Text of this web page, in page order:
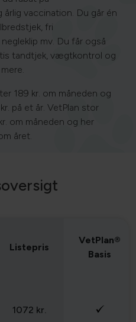
vaccination. Du går én
fri
mv. Du får også
tandtjek, vægtkontrol og
189 kr. om måneden og
på et år. VetPlan stor
om måneden og her
året.
Listepris
VetPlan®
Basis
1072 kr.